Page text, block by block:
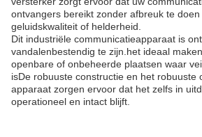
ontvangers bereikt zonder afbreuk te
geluidskwaliteit of helderheid.
Dit industriële communicatieapparaat is
vandalenbestendig te zijn.het ideaal
openbare of onbeheerde plaatsen waar
isDe robuuste constructie en het robuuste
apparaat zorgen ervoor dat het zelfs in
operationeel en intact blijft.